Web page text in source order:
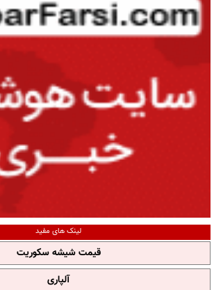
لینک های مفید
قیمت شیشه سکوریت
آلپاری